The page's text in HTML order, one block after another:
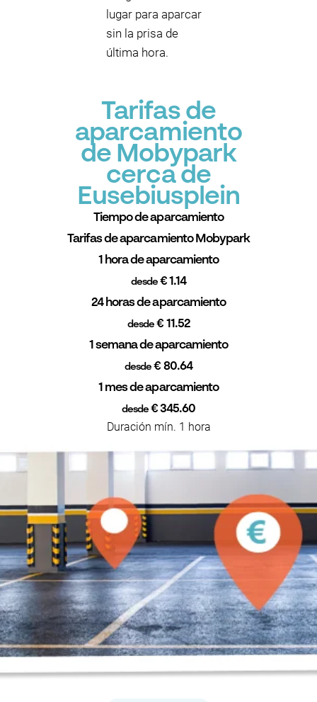
lugar para aparcar
sin la prisa de
última hora.
Tarifas de
aparcamiento
de Mobypark
cerca de
Eusebiusplein
Tiempo de aparcamiento
Tarifas de aparcamiento Mobypark
1 hora de aparcamiento
desde€ 1.14
24 horas de aparcamiento
desde € 11.52
1 semana de aparcamiento
desde € 80.64
1 mes de aparcamiento
desde€ 345.60
Duración mín. 1 hora